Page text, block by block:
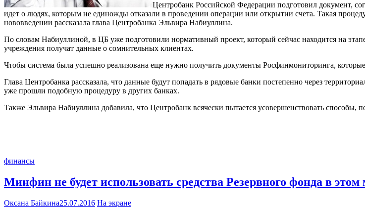
Центробанк Российской Федерации подготовил документ,
идет о людях, которым не единожды отказали в проведении операции или открытии счета. Такая
нововведении рассказала глава Центробанка Эльвира Набиуллина.
По словам Набиуллиной, в ЦБ уже подготовили нормативный проект, который сейчас находится на
учреждения получат данные о сомнительных клиентах.
Чтобы система была успешно реализована еще нужно получить документы Росфинмониторинга, которые
Глава Центробанка рассказала, что данные будут попадать в рядовые банки постепенно через
уже прошли подобную процедуру в других банках.
Также Эльвира Набиуллина добавила, что Центробанк всячески пытается усовершенствовать
финансы
Минфин не будет использовать средства Резервного фонда в этом
Оксана Байкина25.07.2016 На экране